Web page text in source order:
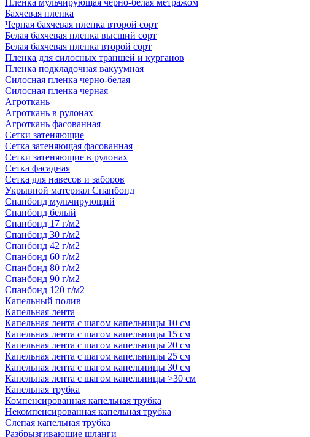
Пленка мульчирующая черно-белая метражом
Бахчевая пленка
Черная бахчевая пленка второй сорт
Белая бахчевая пленка высший сорт
Белая бахчевая пленка второй сорт
Пленка для силосных траншей и курганов
Пленка подкладочная вакуумная
Силосная пленка черно-белая
Силосная пленка черная
Агроткань
Агроткань в рулонах
Агроткань фасованная
Сетки затеняющие
Сетка затеняющая фасованная
Сетки затеняющие в рулонах
Сетка фасадная
Сетка для навесов и заборов
Укрывной материал Спанбонд
Спанбонд мульчирующий
Спанбонд белый
Спанбонд 17 г/м2
Спанбонд 30 г/м2
Спанбонд 42 г/м2
Спанбонд 60 г/м2
Спанбонд 80 г/м2
Спанбонд 90 г/м2
Спанбонд 120 г/м2
Капельный полив
Капельная лента
Капельная лента с шагом капельницы 10 см
Капельная лента с шагом капельницы 15 см
Капельная лента с шагом капельницы 20 см
Капельная лента с шагом капельницы 25 см
Капельная лента с шагом капельницы 30 см
Капельная лента с шагом капельницы >30 см
Капельная трубка
Компенсированная капельная трубка
Некомпенсированная капельная трубка
Слепая капельная трубка
Разбрызгивающие шланги